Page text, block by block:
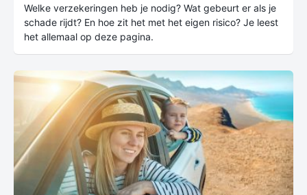
Welke verzekeringen heb je nodig? Wat gebeurt er als je
schade rijdt? En hoe zit het met het eigen risico? Je leest
het allemaal op deze pagina.